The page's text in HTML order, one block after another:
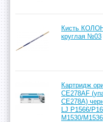
Кисть
круглая №03
Картридж
CE278AF
CE278A)
LJ P1566/
M1530/M1536